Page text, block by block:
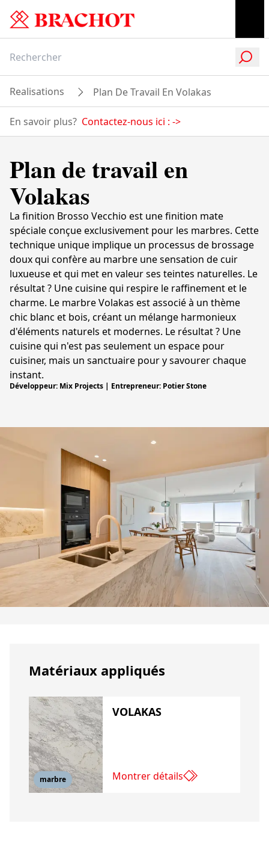
Realisations Plan De Travail En Volakas
En savoir plus? Contactez-nous ici : ->
Plan de travail en
Volakas
La finition Brosso Vecchio est une finition mate
spéciale conçue exclusivement pour les marbres. Cette
technique unique implique un processus de brossage
doux qui confère au marbre une sensation de cuir
luxueuse et qui met en valeur ses teintes naturelles. Le
résultat ? Une cuisine qui respire le raffinement et le
charme. Le marbre Volakas est associé à un thème
chic blanc et bois, créant un mélange harmonieux
d'éléments naturels et modernes. Le résultat ? Une
cuisine qui n'est pas seulement un espace pour
cuisiner, mais un sanctuaire pour y savourer chaque
instant.
Développeur: Mix Projects | Entrepreneur: Potier Stone
Matériaux appliqués
marbre
VOLAKAS
Montrer détails